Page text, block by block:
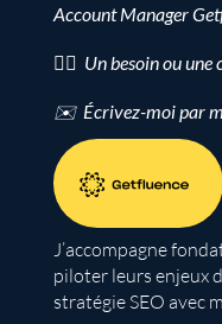
Account Manager
👉🏻 Un besoin ou
✉️ Écrivez-moi par
J’accompagne
piloter leurs enjeux
stratégie SEO avec